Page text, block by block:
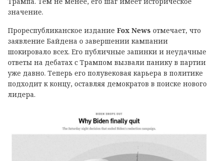
значение.
Прореспубликанское издание Fox News отмечает, что
заявление Байдена о завершении кампании
шокировало всех. Его публичные запинки и неудачные
ответы на дебатах с Трампом вызвали панику в партии
уже давно. Теперь его полувековая карьера в политике
подходит к концу, оставляя демократов в поиске нового
лидера.